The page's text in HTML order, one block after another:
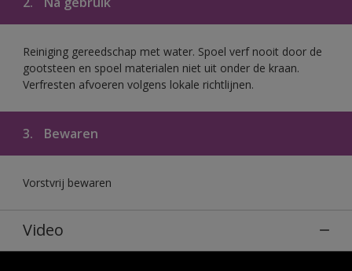
Reiniging gereedschap met water. Spoel verf nooit door de
gootsteen en spoel materialen niet uit onder de kraan.
Verfresten afvoeren volgens lokale richtlijnen.
3. Bewaren
Vorstvrij bewaren
Video